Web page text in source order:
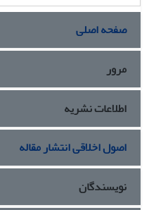
صفحه اصلی
مرور
اطلاعات نشریه
اصول اخلاقی انتشار مقاله
نویسندگان